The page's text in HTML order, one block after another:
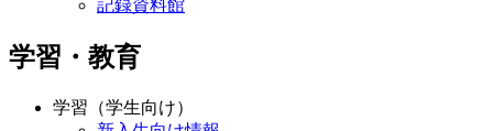
記録資料館
学習・教育
学習（学生向け）